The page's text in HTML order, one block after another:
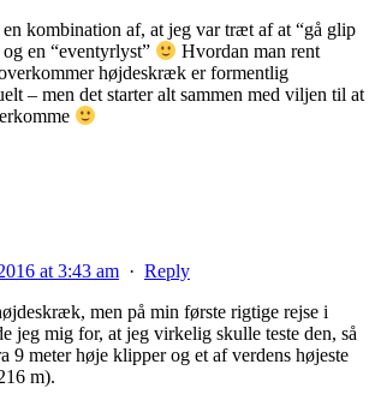
kombination af, at jeg var træt af at “gå glip
en “eventyrlyst”
Hvordan man rent
højdeskræk er formentlig
– men det starter alt sammen med viljen til at
at 3:43 am · Reply
men på min første rigtige rejse i
jeg mig for, at jeg virkelig skulle teste den, så
9 meter høje klipper og et af verdens højeste
m).